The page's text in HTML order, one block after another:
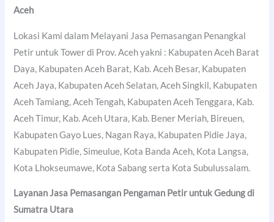
Aceh
Lokasi Kami dalam Melayani Jasa Pemasangan Penangkal
Petir untuk Tower di Prov. Aceh yakni : Kabupaten Aceh Barat
Daya, Kabupaten Aceh Barat, Kab. Aceh Besar, Kabupaten
Aceh Jaya, Kabupaten Aceh Selatan, Aceh Singkil, Kabupaten
Aceh Tamiang, Aceh Tengah, Kabupaten Aceh Tenggara, Kab.
Aceh Timur, Kab. Aceh Utara, Kab. Bener Meriah, Bireuen,
Kabupaten Gayo Lues, Nagan Raya, Kabupaten Pidie Jaya,
Kabupaten Pidie, Simeulue, Kota Banda Aceh, Kota Langsa,
Kota Lhokseumawe, Kota Sabang serta Kota Subulussalam.
Layanan Jasa Pemasangan Pengaman Petir untuk Gedung di
Sumatra Utara